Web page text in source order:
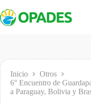
al
contenido
Inicio
Otros
6° Encuentro de
a Paraguay, Bolivia y